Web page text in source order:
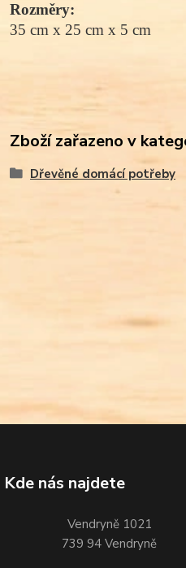
Rozměry:
35 cm x 25 cm x 5 cm
Zboží zařazeno v
Dřevěné domácí potřeby
Kde nás najdete
Vendryně 1021
739 94 Vendryně